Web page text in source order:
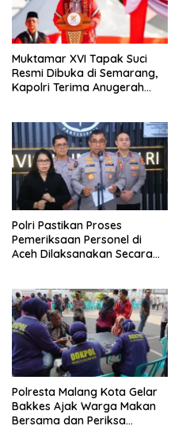
Muktamar XVI Tapak Suci
Resmi Dibuka di Semarang,
Kapolri Terima Anugerah
Polri Pastikan Proses
Pemeriksaan Personel di
Aceh Dilaksanakan Secara
Polresta Malang Kota Gelar
Bakkes Ajak Warga Makan
Bersama dan Periksa